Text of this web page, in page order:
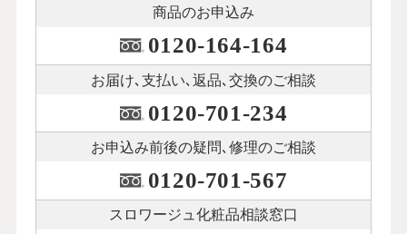
商品のお申込み
0120-164-164
お届け､支払い､ 返品､交換のご相談
0120-701-234
お申込み前後の疑問､修理のご相談
0120-701-567
スロワージュ化粧品相談窓口